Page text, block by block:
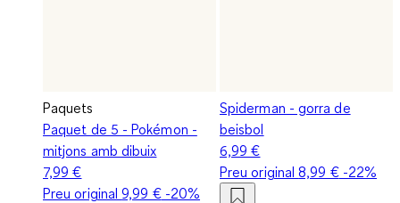
Paquets
Paquet de 5 - Pokémon -
mitjons amb dibuix
7,99 €
Preu original9,99 €-20%
Spiderman - gorra de
beisbol
6,99 €
Preu original8,99 €-22%